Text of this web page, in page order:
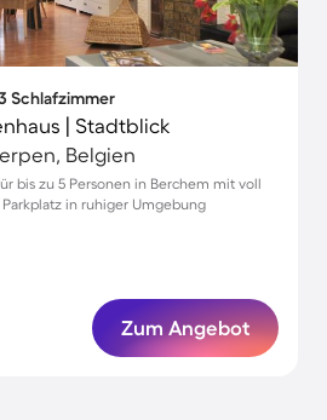
Schlafzimmer
| Stadtblick
Belgien
bis zu 5 Personen in Berchem mit voll
in ruhiger Umgebung
Zum Angebot